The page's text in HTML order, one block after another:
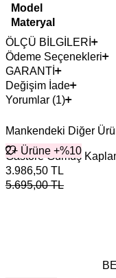
Model
Materyal
ÖLÇÜ BİLGİLERİ
Ödeme Seçenekleri
GARANTİ
Değişim İade
Yorumlar (1)
Mankendeki Diğer
2+ Ürüne +%10
Gastore Gümüş
3.986,50 TL
5.695,00TL